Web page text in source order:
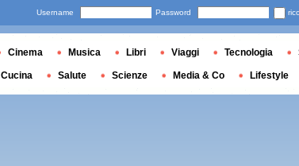
Username Password
Cinema Musica Libri Viaggi Tecnologia
Cucina Salute Scienze Media & Co Lifestyle